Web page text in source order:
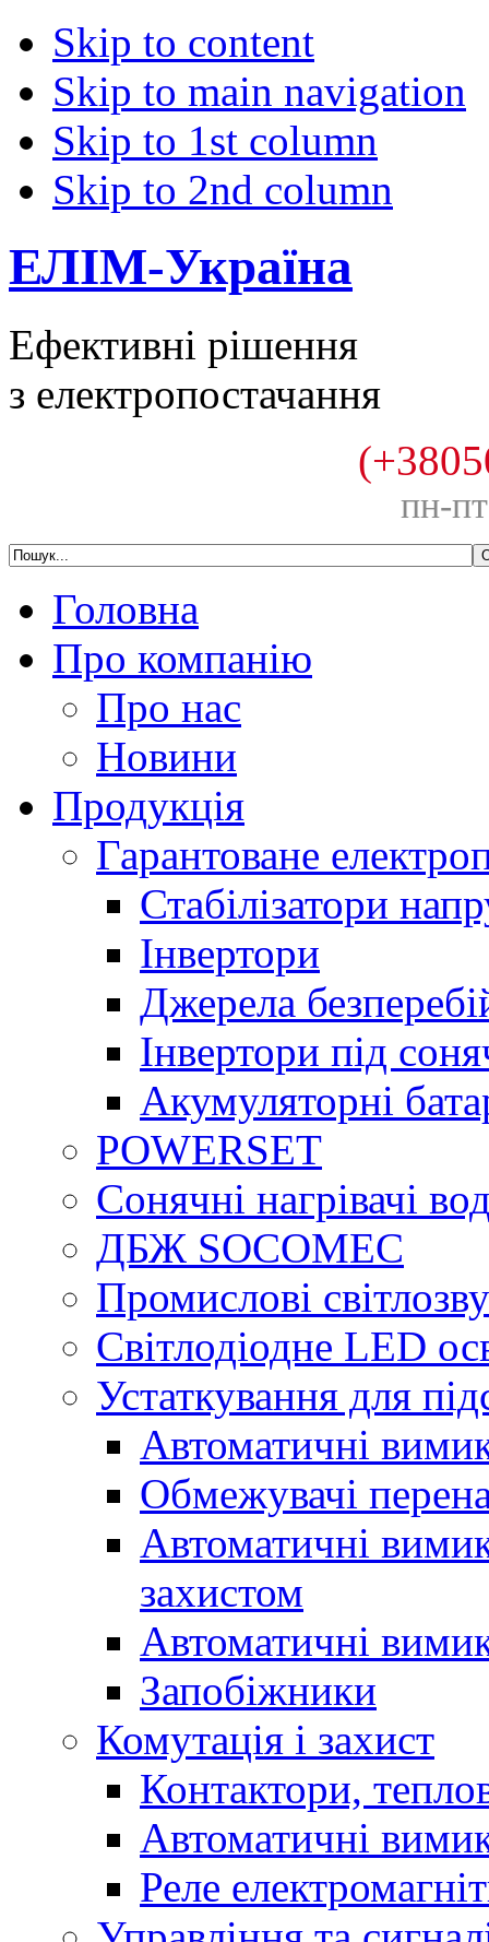
Skip to content
Skip to main navigation
Skip to 1st column
Skip to 2nd column
ЕЛІМ-Україна
Ефективні рішення
з електропостачання
пн-
Головна
Про компанію
Про нас
Новини
Продукція
Гарантоване
Стабілізатори
Інвертори
Джерела
Інвертори під
Акумуляторні
POWERSET
Сонячні нагрівачі
ДБЖ SOCOMEC
Промислові
Світлодіодне LED
Устаткування для
Автоматичні
Обмежувачі
Автоматичні
захистом
Автоматичні
Запобіжники
Комутація і захист
Контактори,
Автоматичні
Реле